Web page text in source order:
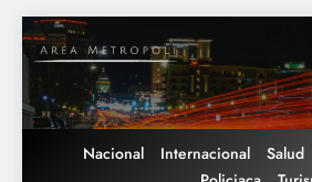
Saltar
al
contenido
Nacional Internacional Salud